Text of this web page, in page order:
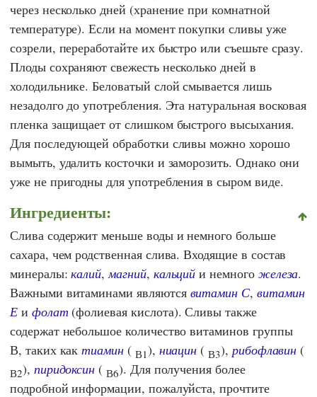
через несколько дней (хранение при комнатной
температуре). Если на момент покупки сливы уже
созрели, переработайте их быстро или съешьте сразу.
Плоды сохраняют свежесть несколько дней в
холодильнике. Беловатый слой смывается лишь
незадолго до употребления. Эта натуральная восковая
пленка защищает от слишком быстрого высыхания.
Для последующей обработки сливы можно хорошо
вымыть, удалить косточки и заморозить. Однако они
уже не пригодны для употребления в сыром виде.
Ингредиенты:
Слива содержит меньше воды и немного больше
сахара, чем родственная слива. Входящие в состав
минералы:калий, магний, кальций и немного железа.
Важными витаминами являются витамин С, витамин
Еи фолат (фолиевая кислота). Сливы также
содержат небольшое количество витаминов группы
В, таких как тиамин ( В1), ниацин (В3), рибофлавин (
В2), пиридоксин (В6). Для получения более
подробной информации, пожалуйста, прочтите